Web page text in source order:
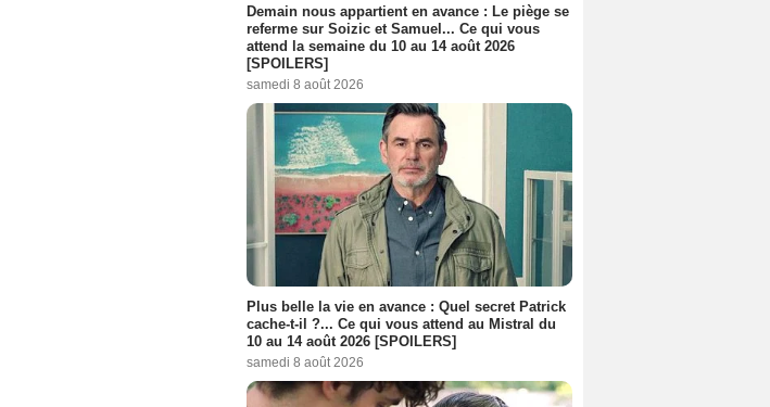
Demain nous appartient en avance : Le piège se
referme sur Soizic et Samuel... Ce qui vous
attend la semaine du 10 au 14 août 2026
[SPOILERS]
samedi 8 août 2026
Plus belle la vie en avance : Quel secret Patrick
cache-t-il ?... Ce qui vous attend au Mistral du
10 au 14 août 2026 [SPOILERS]
samedi 8 août 2026